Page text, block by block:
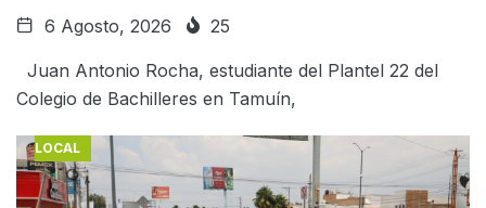
6 Agosto, 2026 25
Juan Antonio Rocha, estudiante del Plantel 22 del
Colegio de Bachilleres en Tamuín,
LOCAL